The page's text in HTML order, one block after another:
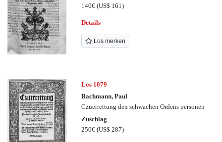
140€(US$ 161)
Details
Los merken
Los 1079
Bachmann, Paul
Czuerrettung den schwachen Ordens personen
Zuschlag
250€(US$ 287)